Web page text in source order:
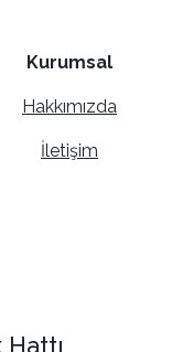
Kurumsal
Hakkımızda
İletişim